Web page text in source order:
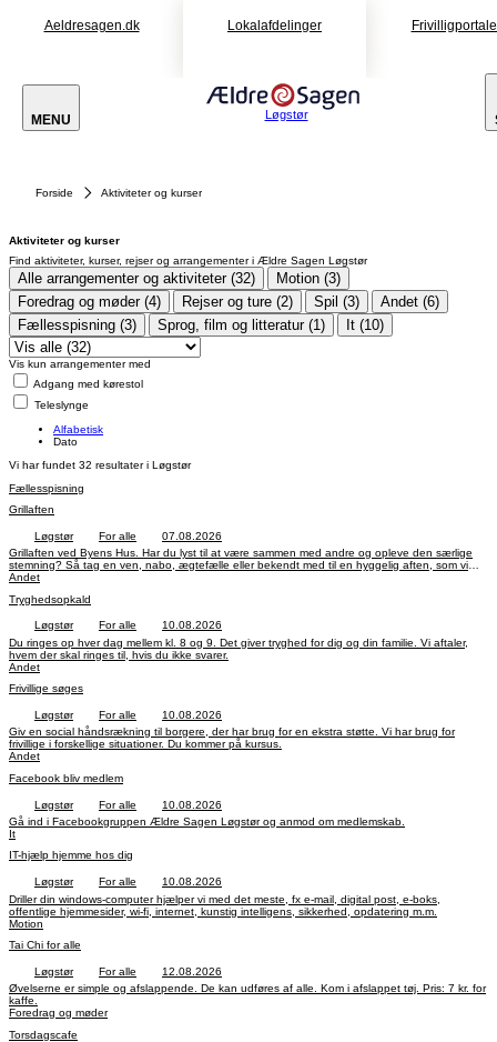
Aeldresagen.dk Lokalafdelinger
MENU Løgstør
Forside Aktiviteter og kurser
Aktiviteter og kurser
Find aktiviteter, kurser, rejser og arrangementer i Ældre Sagen Løgstør
Alle arrangementer og aktiviteter (32)
Motion (3)
Foredrag og møder (4)
Rejser og ture (2) Spil (3)
Andet (6)
Fællesspisning (3)
Sprog, film og litteratur (1) It (10)
Vis kun arrangementer med
Adgang med kørestol
Teleslynge
Alfabetisk
Dato
Vi har fundet 32 resultater i Løgstør
Fællesspisning
Grillaften
Løgstør For alle
07.08.2026
Grillaften ved Byens Hus. Har du lyst til at være sammen med andre og opleve den særlige
stemning? Så tag en ven, nabo, ægtefælle eller bekendt med til en hyggelig aften, som vi
slutter med kaffe og småkager. Max 90 deltagere pr. gang. Tilmelding til Per Nilsson 20 60 06
eller reg.nr. 9070 kontonr. 1865620736, ikke medlemmer 200 kr.
Andet
Tryghedsopkald
Løgstør For alle
10.08.2026
Du ringes op hver dag mellem kl. 8 og 9. Det giver tryghed for dig og din familie. Vi aftaler,
hvem der skal ringes til, hvis du ikke svarer.
Andet
Frivillige søges
Løgstør For alle
10.08.2026
Giv en social håndsrækning til borgere, der har brug for en ekstra støtte. Vi har brug for
frivillige i forskellige situationer. Du kommer på kursus.
Andet
Facebook bliv medlem
Løgstør For alle
10.08.2026
Gå ind i Facebookgruppen Ældre Sagen Løgstør og anmod om medlemskab.
It
IT-hjælp hjemme hos dig
Løgstør For alle
10.08.2026
Driller din windows-computer hjælper vi med det meste, fx e-mail, digital post, e-boks,
offentlige hjemmesider, wi-fi, internet, kunstig intelligens, sikkerhed, opdatering m.m.
Motion
Tai Chi for alle
Løgstør For alle
12.08.2026
Øvelserne er simple og afslappende. De kan udføres af alle. Kom i afslappet tøj. Pris: 7 kr. for
kaffe.
Foredrag og møder
Torsdagscafe